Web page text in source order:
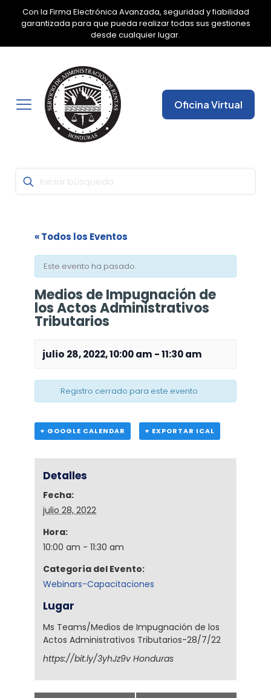
Con la Firma Electrónica Avanzada, seguridad y fiabilidad
garantizada para que pueda realizar todas sus gestiones
desde cualquier lugar.
Oficina Virtual
« Todos los Eventos
Este evento ha pasado.
Medios de Impugnación de
los Actos Administrativos
Tributarios
julio 28, 2022, 10:00 am -11:30 am
Registro cerrado para este evento
+ GOOGLE CALENDAR + EXPORTAR ICAL
Detalles
Fecha:
julio 28, 2022
Hora:
10:00 am - 11:30 am
Categoría del Evento:
Webinars-Capacitaciones
Lugar
Ms Teams/Medios de Impugnación de los
Actos Administrativos Tributarios-28/7/22
https://bit.ly/3yhJz9v Honduras